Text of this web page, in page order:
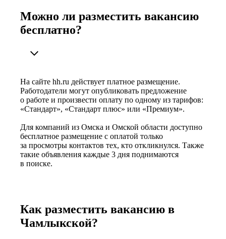
Можно ли разместить вакансию
бесплатно?
На сайте hh.ru действует платное размещение.
Работодатели могут опубликовать предложение
о работе и произвести оплату по одному из тарифов:
«Стандарт», «Стандарт плюс» или «Премиум».
Для компаний из Омска и Омской области доступно
бесплатное размещение с оплатой только
за просмотры контактов тех, кто откликнулся. Также
такие объявления каждые 3 дня поднимаются
в поиске.
Как разместить вакансию в
Чамлыкской?